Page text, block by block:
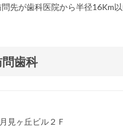
先が歯科医院から半径16Km
歯科
見ヶ丘ビル２Ｆ